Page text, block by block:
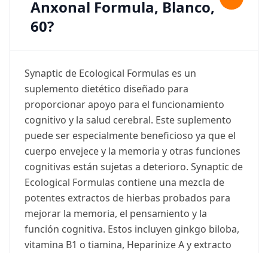
Anxonal Formula, Blanco,
60?
Synaptic de Ecological Formulas es un
suplemento dietético diseñado para
proporcionar apoyo para el funcionamiento
cognitivo y la salud cerebral. Este suplemento
puede ser especialmente beneficioso ya que el
cuerpo envejece y la memoria y otras funciones
cognitivas están sujetas a deterioro. Synaptic de
Ecological Formulas contiene una mezcla de
potentes extractos de hierbas probados para
mejorar la memoria, el pensamiento y la
función cognitiva. Estos incluyen ginkgo biloba,
vitamina B1 o tiamina, Heparinize A y extracto